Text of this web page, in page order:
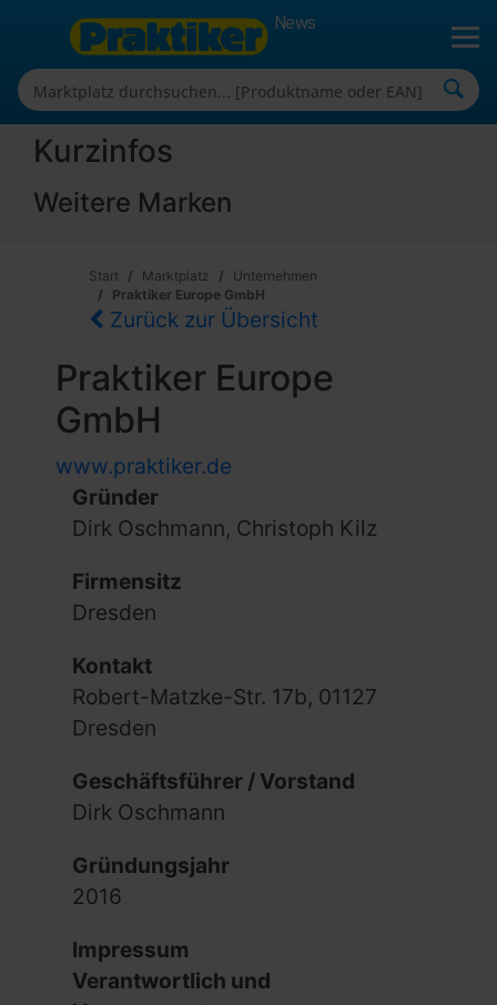
News
Kurzinfos
Weitere Marken
Start Marktplatz
Unternehmen
Praktiker Europe GmbH
Zurück zur Übersicht
Praktiker Europe
GmbH
www.praktiker.de
Gründer
Dirk Oschmann, Christoph Kilz
Firmensitz
Dresden
Kontakt
Robert-Matzke-Str. 17b, 01127
Dresden
Geschäftsführer / Vorstand
Dirk Oschmann
Gründungsjahr
2016
Impressum
Verantwortlich und